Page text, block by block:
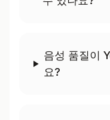
음성 품질이
요?